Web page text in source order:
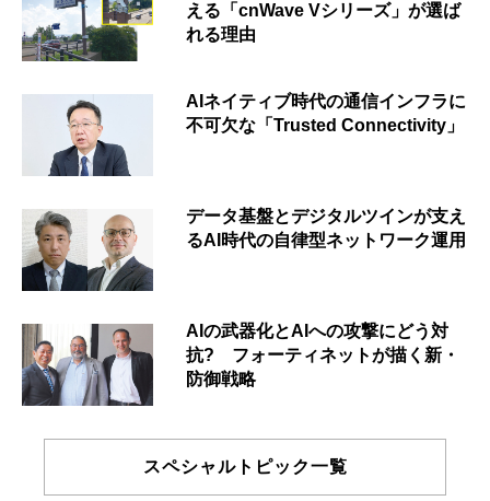
える「cnWave Vシリーズ」が選ば
れる理由
AIネイティブ時代の通信インフラに
不可欠な「Trusted Connectivity」
データ基盤とデジタルツインが支え
るAI時代の自律型ネットワーク運用
AIの武器化とAIへの攻撃にどう対
抗? フォーティネットが描く新・
防御戦略
スペシャルトピック一覧